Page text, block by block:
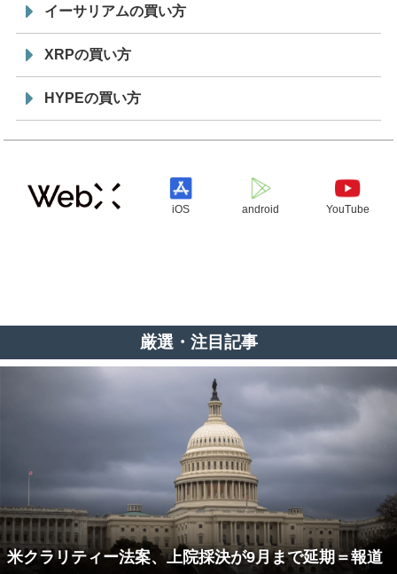
イーサリアムの買い方
XRPの買い方
HYPEの買い方
iOS android YouTube
厳選・注目記事
米クラリティー法案、上院採決が9月まで延期＝報道